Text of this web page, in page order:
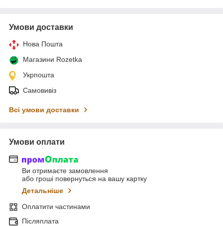
Умови доставки
Нова Пошта
Магазини Rozetka
Укрпошта
Самовивіз
Всі умови доставки
Умови оплати
Ви отримаєте замовлення
або гроші повернуться на вашу картку
Детальніше
Оплатити частинами
Післяплата